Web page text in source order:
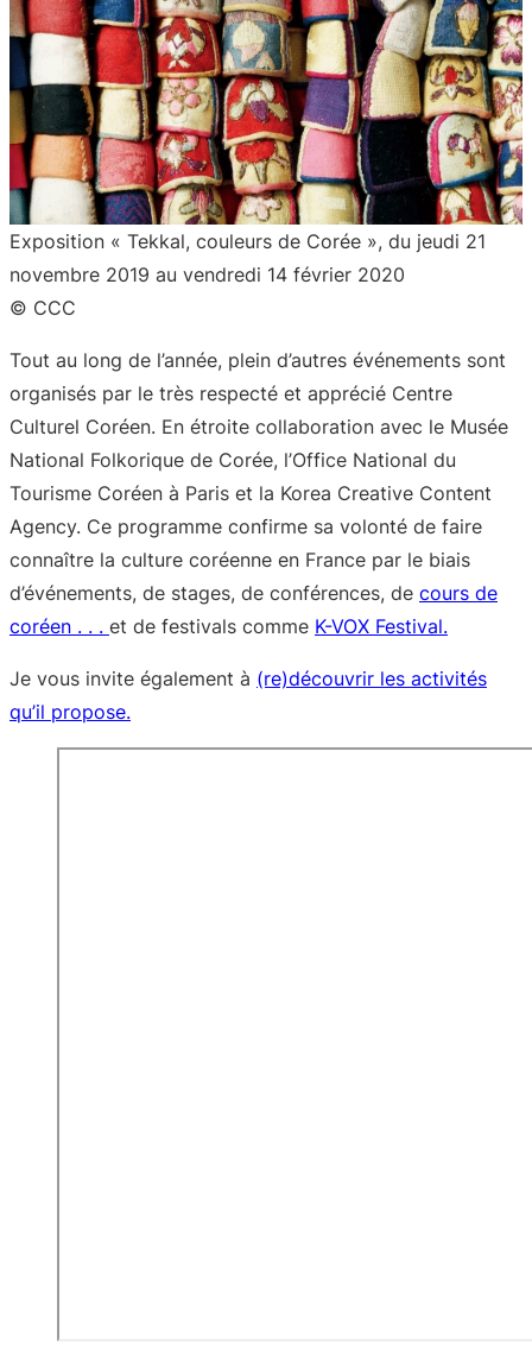
Exposition « Tekkal, couleurs de Corée », du jeudi 21
novembre 2019 au vendredi 14 février 2020
© CCC
Tout au long de l’année, plein d’autres événements sont
organisés par le très respecté et apprécié Centre
Culturel Coréen. En étroite collaboration avec le Musée
National Folkorique de Corée, l’Office National du
Tourisme Coréen à Paris et la Korea Creative Content
Agency. Ce programme confirme sa volonté de faire
connaître la culture coréenne en France par le biais
d’événements, de stages, de conférences, de cours de
coréen . . . et de festivals comme K-VOX Festival.
Je vous invite également à (re)découvrir les activités
qu’il propose.